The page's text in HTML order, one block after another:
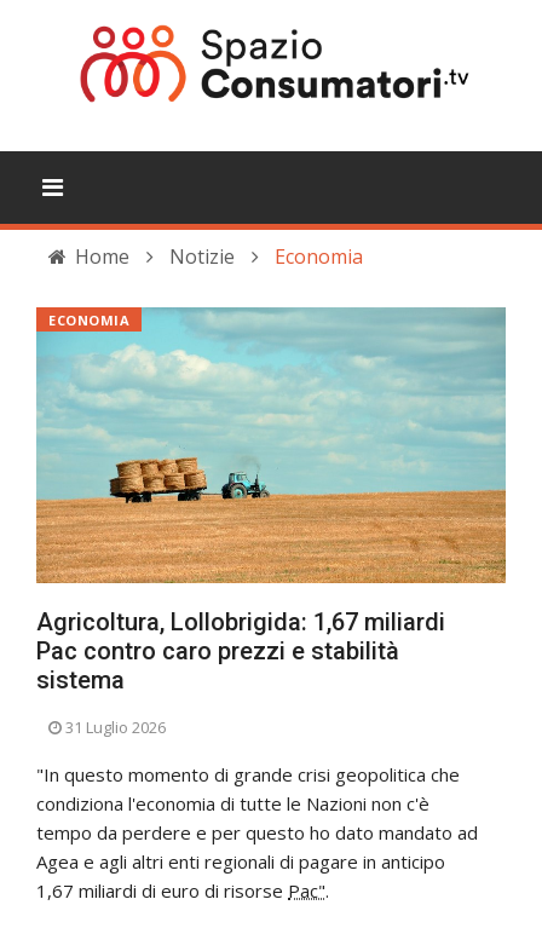
Home Notizie Economia
Agricoltura, Lollobrigida: 1,67 miliardi
Pac contro caro prezzi e stabilità
sistema
ECONOMIA
31 Luglio 2026
"In questo momento di grande crisi geopolitica che
condiziona l'economia di tutte le Nazioni non c'è
tempo da perdere e per questo ho dato mandato ad
Agea e agli altri enti regionali di pagare in anticipo
1,67 miliardi di euro di risorse Pac".